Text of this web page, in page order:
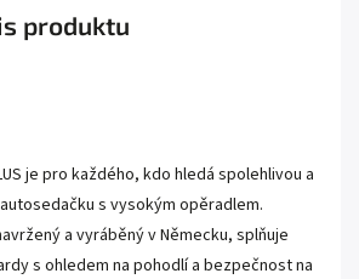
produktu
je pro každého, kdo hledá spolehlivou a
s vysokým opěradlem.
navržený a vyráběný v Německu, splňuje
s ohledem na pohodlí a bezpečnost na